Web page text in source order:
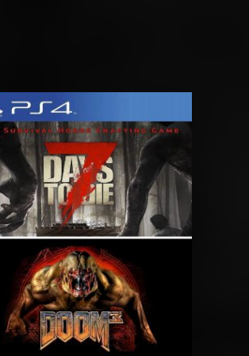
Rango
de
precios:
desde
$15.03
hasta
$24.03